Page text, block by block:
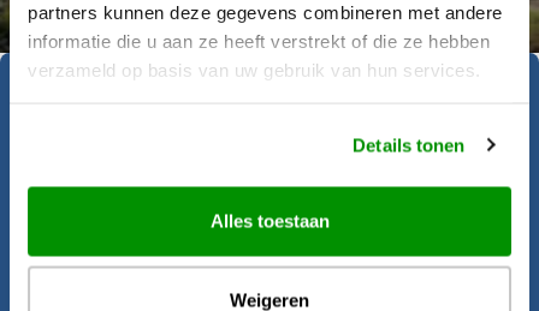
partners kunnen deze gegevens combineren met andere
informatie die u aan ze heeft verstrekt of die ze hebben
verzameld op basis van uw gebruik van hun services.
Details tonen
Alles toestaan
Weigeren